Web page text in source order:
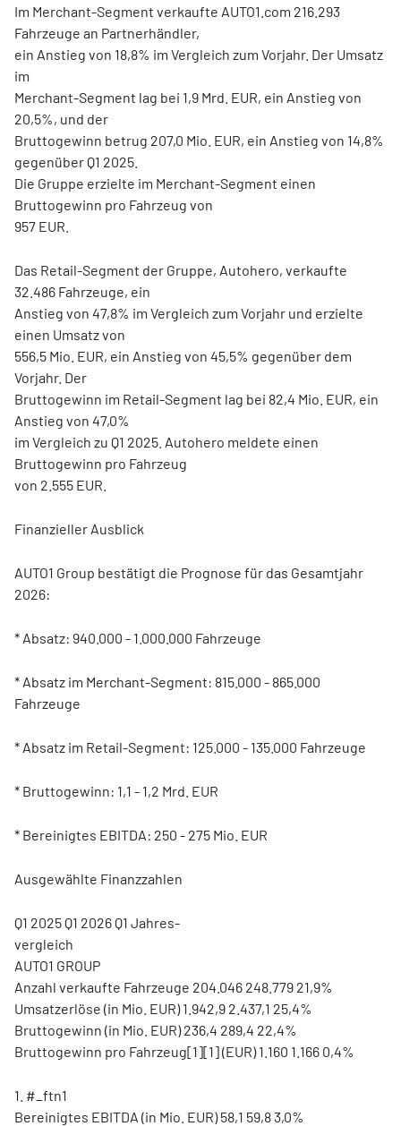
Im Merchant-Segment verkaufte AUTO1.com 216.293
Fahrzeuge an Partnerhändler,
ein Anstieg von 18,8% im Vergleich zum Vorjahr. Der Umsatz
im
Merchant-Segment lag bei 1,9 Mrd. EUR, ein Anstieg von
20,5%, und der
Bruttogewinn betrug 207,0 Mio. EUR, ein Anstieg von 14,8%
gegenüber Q1 2025.
Die Gruppe erzielte im Merchant-Segment einen
Bruttogewinn pro Fahrzeug von
957 EUR.
Das Retail-Segment der Gruppe, Autohero, verkaufte
32.486 Fahrzeuge, ein
Anstieg von 47,8% im Vergleich zum Vorjahr und erzielte
einen Umsatz von
556,5 Mio. EUR, ein Anstieg von 45,5% gegenüber dem
Vorjahr. Der
Bruttogewinn im Retail-Segment lag bei 82,4 Mio. EUR, ein
Anstieg von 47,0%
im Vergleich zu Q1 2025. Autohero meldete einen
Bruttogewinn pro Fahrzeug
von 2.555 EUR.
Finanzieller Ausblick
AUTO1 Group bestätigt die Prognose für das Gesamtjahr
2026:
* Absatz: 940.000 - 1.000.000 Fahrzeuge
* Absatz im Merchant-Segment: 815.000 - 865.000
Fahrzeuge
* Absatz im Retail-Segment: 125.000 - 135.000 Fahrzeuge
* Bruttogewinn: 1,1 - 1,2 Mrd. EUR
* Bereinigtes EBITDA: 250 - 275 Mio. EUR
Ausgewählte Finanzzahlen
Q1 2025 Q1 2026 Q1 Jahres-
vergleich
AUTO1 GROUP
Anzahl verkaufte Fahrzeuge 204.046 248.779 21,9%
Umsatzerlöse (in Mio. EUR) 1.942,9 2.437,1 25,4%
Bruttogewinn (in Mio. EUR) 236,4 289,4 22,4%
Bruttogewinn pro Fahrzeug[1][1] (EUR) 1.160 1.166 0,4%
1. #_ftn1
Bereinigtes EBITDA (in Mio. EUR) 58,1 59,8 3,0%